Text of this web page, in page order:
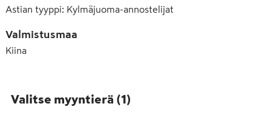
Astian tyyppi: Kylmäjuoma-annostelijat
Valmistusmaa
Kiina
Valitse myyntierä (1)